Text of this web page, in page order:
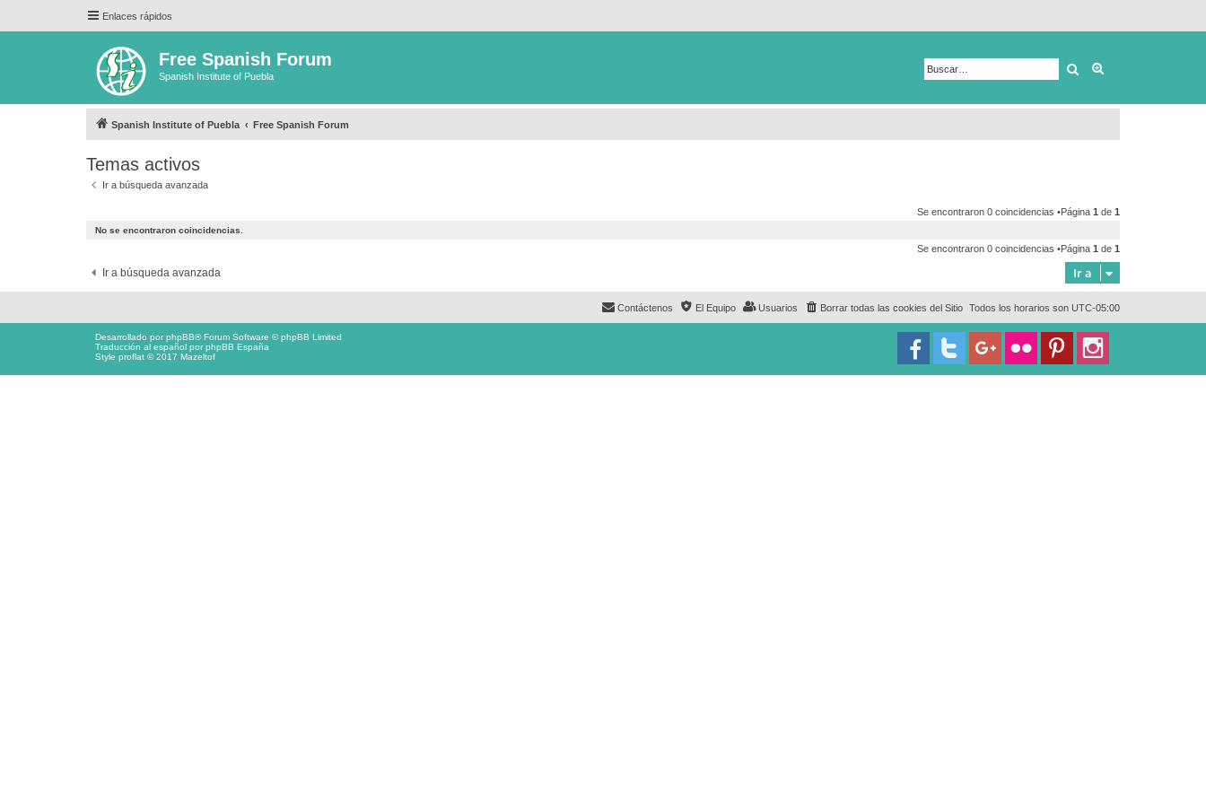
Enlaces rápidos
Free Spanish Forum
Spanish Institute of Puebla Buscar
Spanish Institute of Puebla Free Spanish Forum
Temas activos
Ir a búsqueda avanzada
Se encontraron 0 coincidencias •Página 1 de 1
No se encontraron coincidencias.
Se encontraron 0 coincidencias •Página 1 de 1
Ir a búsqueda avanzada Ir a
Todos los horarios son UTC-05:00
Borrar todas las cookies del Sitio
Usuarios
El Equipo
Contáctenos
Desarrollado porphpBB® Forum Software © phpBB Limited
Traducción al español porphpBB España
Style proflat © 2017 Mazeltof